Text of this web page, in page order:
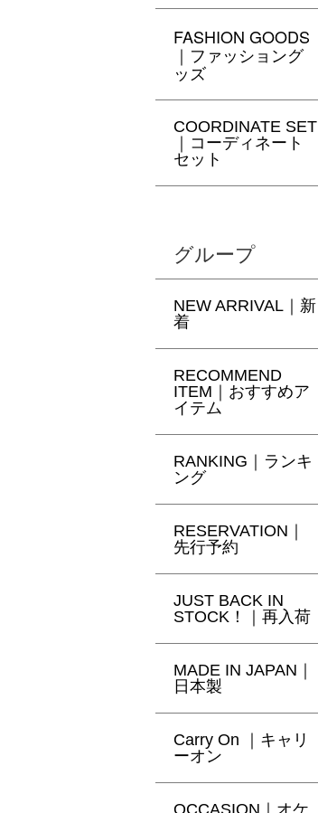
FASHION GOODS
｜ファッショング
ッズ
COORDINATE SET
｜コーディネート
セット
グループ
NEW ARRIVAL｜新
着
RECOMMEND
ITEM｜おすすめア
イテム
RANKING｜ランキ
ング
RESERVATION｜
先行予約
JUST BACK IN
STOCK！｜再入荷
MADE IN JAPAN｜
日本製
Carry On ｜キャリ
ーオン
OCCASION｜オケ